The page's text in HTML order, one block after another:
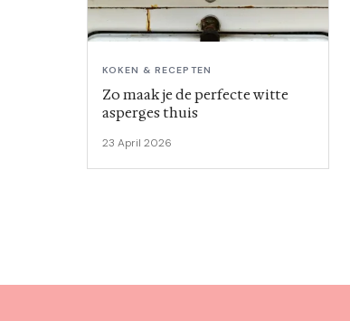
KOKEN & RECEPTEN
Zo maak je de perfecte witte
asperges thuis
23 April 2026